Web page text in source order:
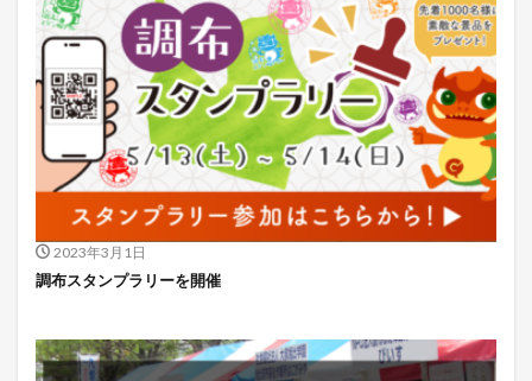
2023年3月1日
調布スタンプラリーを開催